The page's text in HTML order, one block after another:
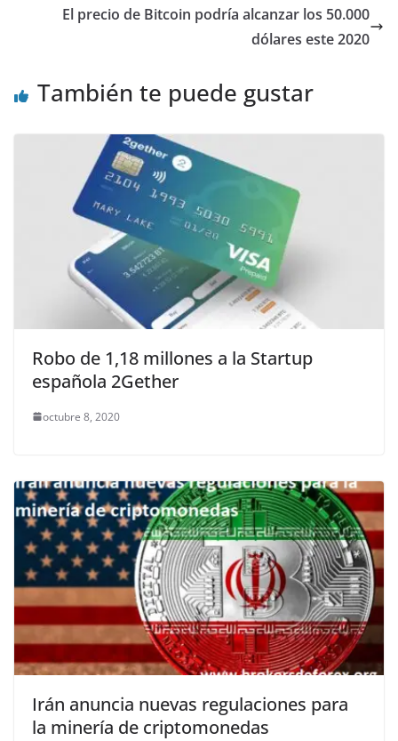
El precio de Bitcoin podría alcanzar los 50.000
dólares este 2020
También te puede gustar
Robo de 1,18 millones a la Startup
española 2Gether
octubre 8, 2020
Irán anuncia nuevas regulaciones para
la minería de criptomonedas